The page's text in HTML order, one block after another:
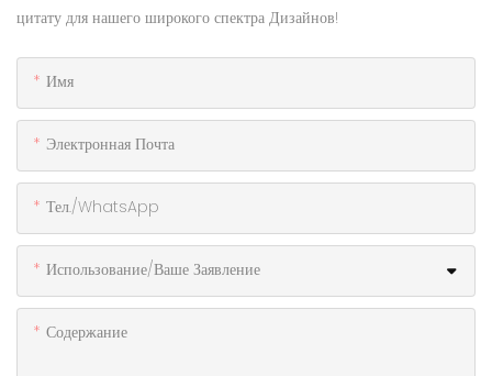
цитату для нашего широкого спектра Дизайнов!
Имя
Электронная Почта
Тел./WhatsApp
Использование/ваше Заявление
Содержание